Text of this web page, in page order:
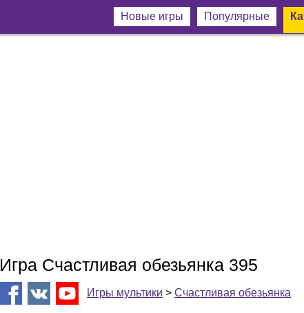
Новые игры Популярные
Игра Счастливая обезьянка 395
Игры мультики > Счастливая обезьянка